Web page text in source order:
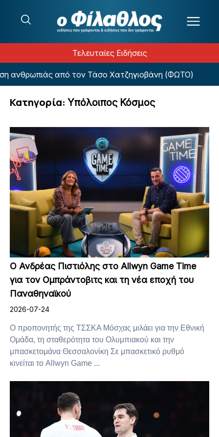
Τελευταίες Ειδήσεις
από τον Τάσο Χατζηγιοβάνη (ΦΩΤΟ) «Η
Κατηγορία: Υπόλοιπος Κόσμος
Ο Ανδρέας Πιστιόλης στο Allwyn Game Time
για τον Ομπράντοβιτς και τη νέα εποχή του
Παναθηναϊκού
2026-07-24
Ο προπονητής της ΤΣΣΚΑ Μόσχας μιλάει για την Εθνική
Ομάδα, τη σταθερότητα του Ολυμπιακού και την
μπασκετομάνα Θεσσαλονίκη Σε μπασκετικό ρυθμό
κινείται το Allwyn Game ...